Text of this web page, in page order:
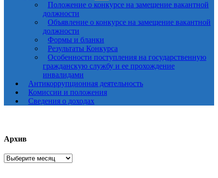
Положение о конкурсе на замещение вакантной
должности
Объявление о конкурсе на замещение вакантной
должности
Формы и бланки
Результаты Конкурса
Особенности поступления на государственную
гражданскую службу и ее прохождение
инвалидами
Антикоррупционная деятельность
Комиссии и положения
Сведения о доходах
Архив
Архив